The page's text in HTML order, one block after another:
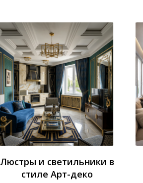
Люстры и светильники в
стиле Арт-деко